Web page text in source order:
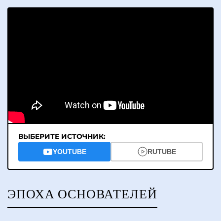
ВЫБЕРИТЕ ИСТОЧНИК:
YOUTUBE RUTUBE
ЭПОХА ОСНОВАТЕЛЕЙ